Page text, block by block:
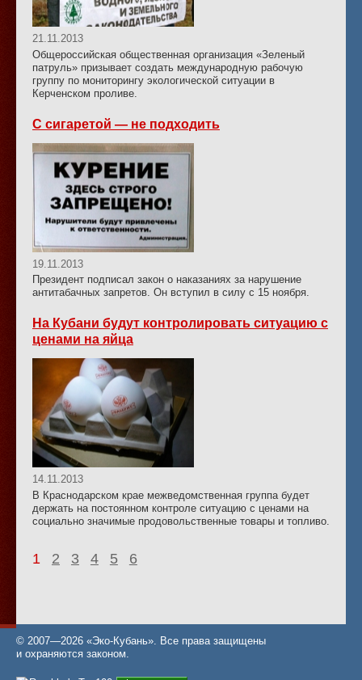
21.11.2013
Общероссийская общественная организация «Зеленый
патруль» призывает создать международную рабочую
группу по мониторингу экологической ситуации в
Керченском проливе.
С сигаретой — не подходить
19.11.2013
Президент подписал закон о наказаниях за нарушение
антитабачных запретов. Он вступил в силу с 15 ноября.
На Кубани будут контролировать ситуацию с
ценами на яйца
14.11.2013
В Краснодарском крае межведомственная группа будет
держать на постоянном контроле ситуацию с ценами на
социально значимые продовольственные товары и топливо.
1 2 3 4 5 6
© 2007—2026 «Эко-Кубань». Все права защищены
и охраняются законом.